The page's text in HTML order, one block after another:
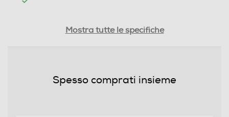
Mostra tutte le specifiche
Spesso comprati insieme